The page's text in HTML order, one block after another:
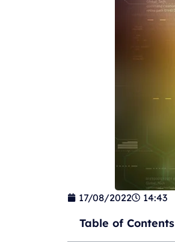
17/08/2022 14:43
Table of Contents